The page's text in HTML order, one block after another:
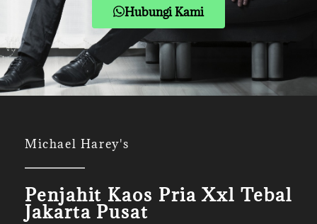
Hubungi Kami
Michael Harey's
Penjahit Kaos Pria Xxl Tebal
Jakarta Pusat